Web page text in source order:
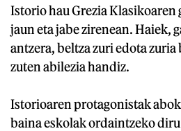
Istorio hau Grezia Klasikoaren
jaun eta jabe zirenean. Haiek,
antzera, beltza zuri edota
zuten abilezia handiz.
Istorioaren protagonistak
baina eskolak ordaintzeko